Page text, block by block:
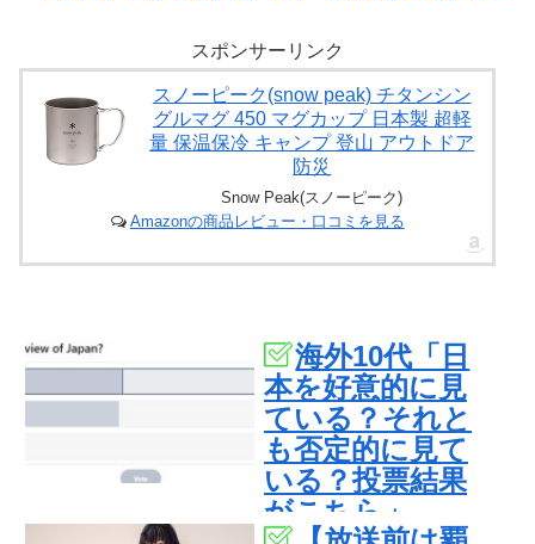
スポンサーリンク
スノーピーク(snow peak) チタンシン
グルマグ 450 マグカップ 日本製 超軽
量 保温保冷 キャンプ 登山 アウトドア
防災
Snow Peak(スノーピーク)
Amazonの商品レビュー・口コミを見る
海外10代「日
本を好意的に見
ている？それと
も否定的に見て
いる？投票結果
がこちら」